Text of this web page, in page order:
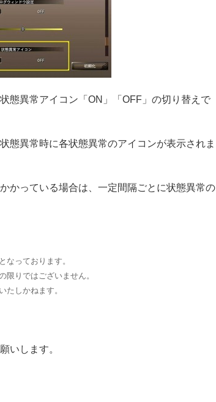
態異常アイコン「ON」「OFF」の切り替えで
態異常時に各状態異常のアイコンが表示されま
かっている場合は、一定間隔ごとに状態異常の
っております。
りではございません。
たしかねます。
いします。